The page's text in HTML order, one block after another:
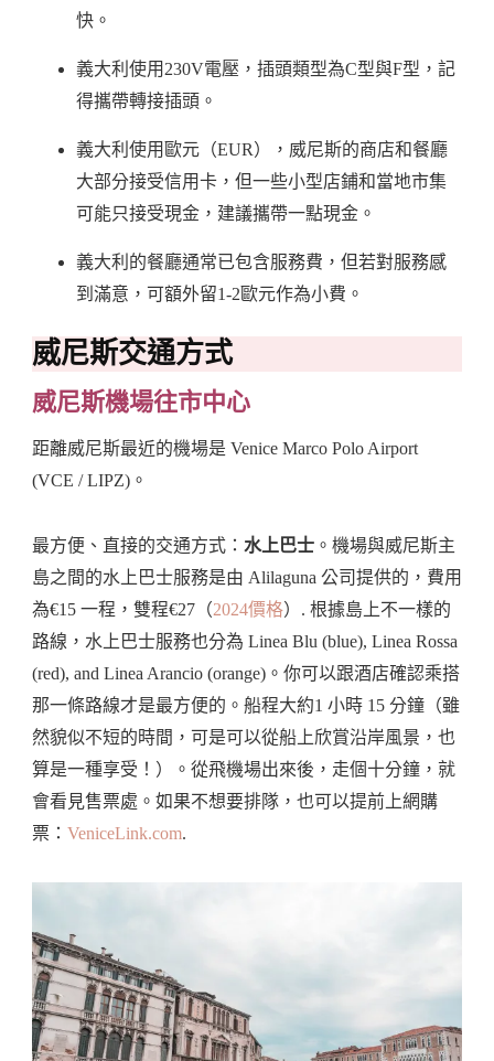
快。
義大利使用230V電壓，插頭類型為C型與F型，記
得攜帶轉接插頭。
義大利使用歐元（EUR），威尼斯的商店和餐廳
大部分接受信用卡，但一些小型店鋪和當地市集
可能只接受現金，建議攜帶一點現金。
義大利的餐廳通常已包含服務費，但若對服務感
到滿意，可額外留1-2歐元作為小費。
威尼斯交通方式
威尼斯機場往市中心
距離威尼斯最近的機場是 Venice Marco Polo Airport
(VCE / LIPZ)。
最方便、直接的交通方式： 水上巴士 。機場與威尼斯主
島之間的水上巴士服務是由 Alilaguna 公司提供的，費用
為€15 一程，雙程€27（2024價格）. 根據島上不一樣的
路線，水上巴士服務也分為 Linea Blu (blue), Linea Rossa
(red), and Linea Arancio (orange)。你可以跟酒店確認乘搭
那一條路線才是最方便的。船程大約1 小時 15 分鐘（雖
然貌似不短的時間，可是可以從船上欣賞沿岸風景，也
算是一種享受！）。從飛機場出來後，走個十分鐘，就
會看見售票處。如果不想要排隊，也可以提前上網購
票： VeniceLink.com.